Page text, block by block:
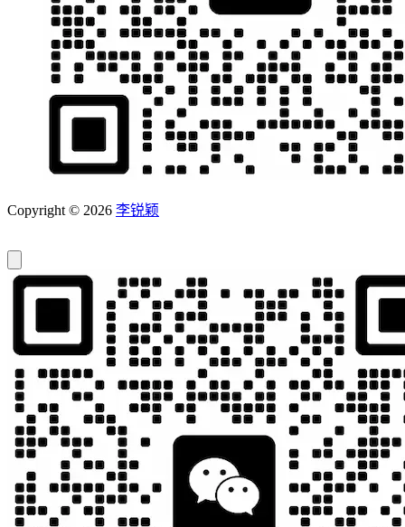
Copyright © 2026 李锐颖